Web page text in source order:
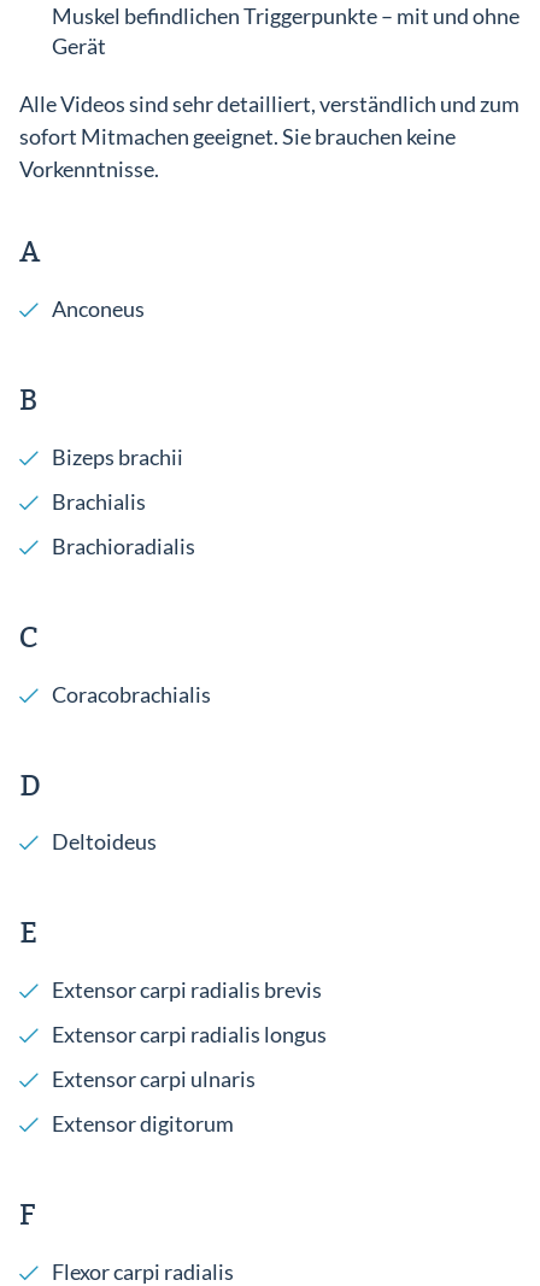
Muskel befindlichen Triggerpunkte – mit und ohne
Gerät
Alle Videos sind sehr detailliert, verständlich und zum
sofort Mitmachen geeignet. Sie brauchen keine
Vorkenntnisse.
A
Anconeus
B
Bizeps brachii
Brachialis
Brachioradialis
C
Coracobrachialis
D
Deltoideus
E
Extensor carpi radialis brevis
Extensor carpi radialis longus
Extensor carpi ulnaris
Extensor digitorum
F
Flexor carpi radialis